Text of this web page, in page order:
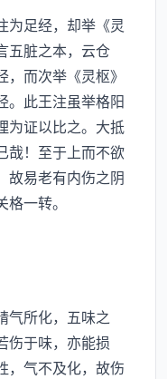
足经，却举《灵
五脏之本，云仓
而次举《灵枢》
。此王注虽举格阳
为证以比之。大抵
哉！至于上而不欲
故易老有内伤之阴
一转。
所化，五味之
伤于味，亦能损
，气不及化，故伤